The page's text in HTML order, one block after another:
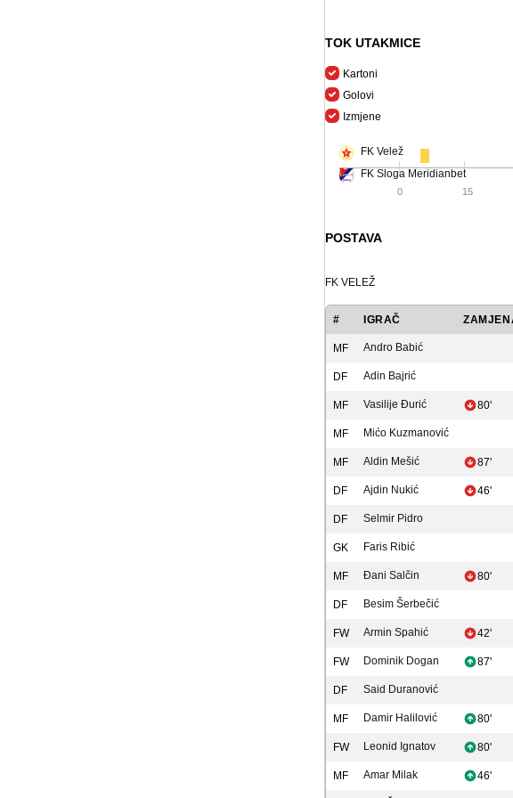
TOK UTAKMICE
Kartoni
Golovi
Izmjene
FK Velež
FK Sloga Meridianbet
0 15
POSTAVA
FK VELEŽ
# IGRAČ
MF Andro Babić
DF Adin Bajrić
MF Vasilije Đurić 80'
MF Mićo Kuzmanović
MF Aldin Mešić 87'
DF Ajdin Nukić 46'
DF Selmir Pidro
GK Faris Ribić
MF Đani Salčin 80'
DF Besim Šerbečić
FW Armin Spahić 42'
FW Dominik Dogan 87'
DF Said Duranović
MF Damir Halilović 80'
FW Leonid Ignatov 80'
MF Amar Milak 46'